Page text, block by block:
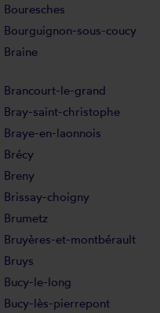
Bouresches
Bourguignon-sous-coucy
Braine
Brancourt-le-grand
Bray-saint-christophe
Braye-en-laonnois
Brécy
Breny
Brissay-choigny
Brumetz
Bruyères-et-montbérault
Bruys
Bucy-le-long
Bucy-lès-pierrepont